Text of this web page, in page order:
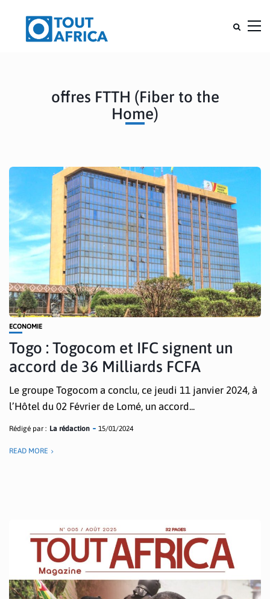
offres FTTH (Fiber to the
Home)
ECONOMIE
Togo : Togocom et IFC signent un
accord de 36 Milliards FCFA
Le groupe Togocom a conclu, ce jeudi 11 janvier 2024, à
l’Hôtel du 02 Février de Lomé, un accord...
Rédigé par : La rédaction 15/01/2024
READ MORE